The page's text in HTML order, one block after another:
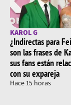
KAROL G
¿Indirectas para
son las frases de
sus fans están
con su expareja
Hace 15 horas